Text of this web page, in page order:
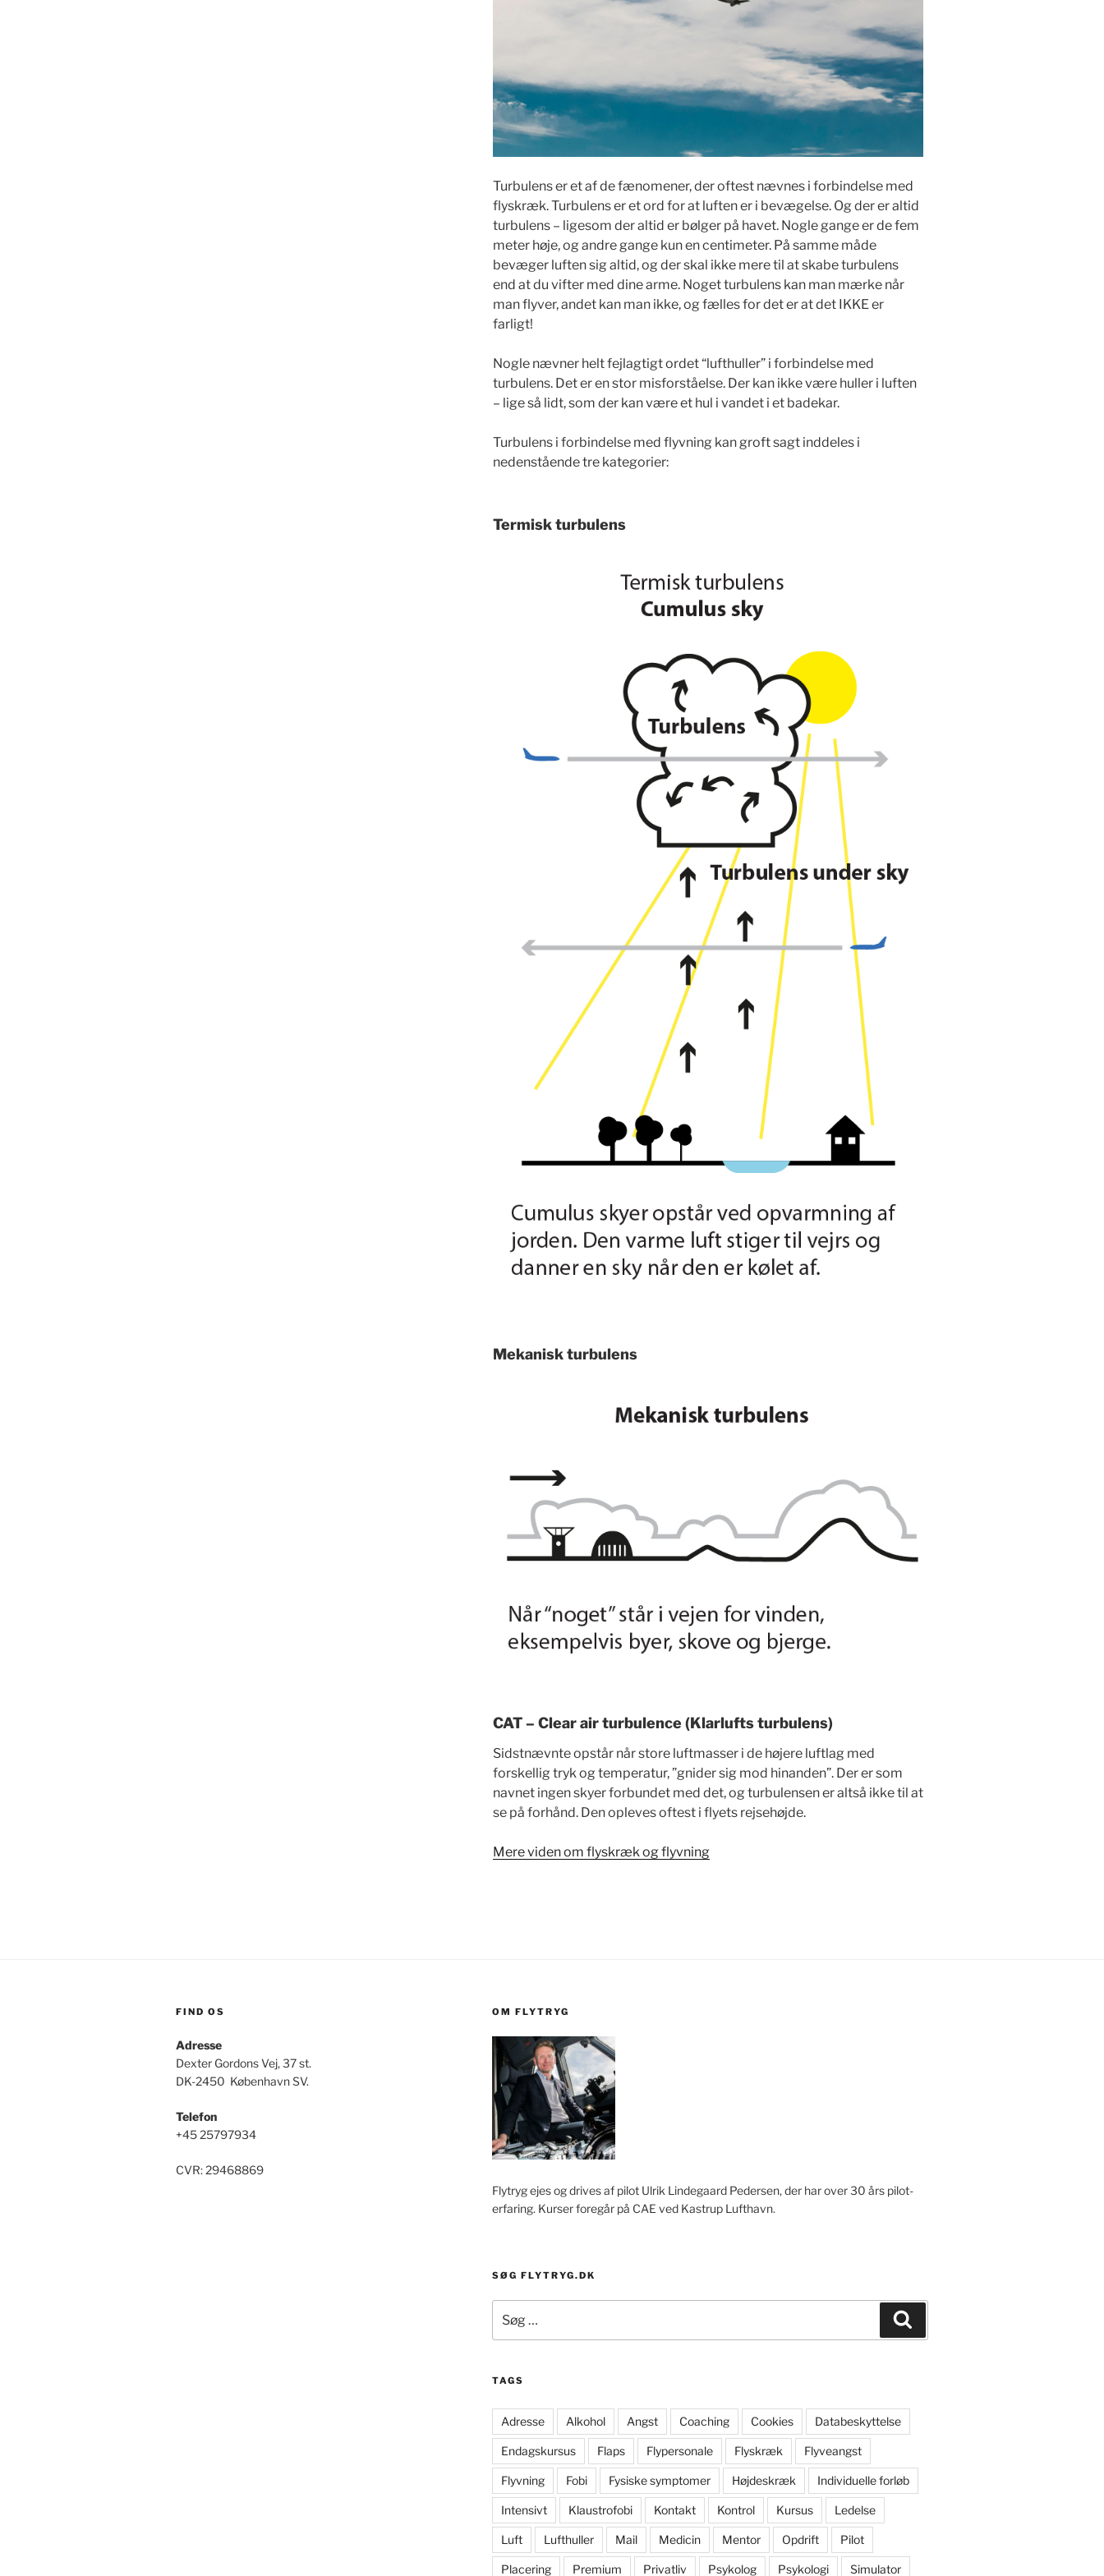
Turbulens er et af de fænomener, der oftest nævnes i forbindelse med
flyskræk. Turbulens er et ord for at luften er i bevægelse. Og der er altid
turbulens – ligesom der altid er bølger på havet. Nogle gange er de fem
meter høje, og andre gange kun en centimeter. På samme måde
bevæger luften sig altid, og der skal ikke mere til at skabe turbulens
end at du vifter med dine arme. Noget turbulens kan man mærke når
man flyver, andet kan man ikke, og fælles for det er at det IKKE er
farligt!
Nogle nævner helt fejlagtigt ordet “lufthuller” i forbindelse med
turbulens. Det er en stor misforståelse. Der kan ikke være huller i luften
– lige så lidt, som der kan være et hul i vandet i et badekar.
Turbulens i forbindelse med flyvning kan groft sagt inddeles i
nedenstående tre kategorier:
Termisk turbulens
Mekanisk turbulens
CAT – Clear air turbulence (Klarlufts turbulens)
Sidstnævnte opstår når store luftmasser i de højere luftlag med
forskellig tryk og temperatur, ”gnider sig mod hinanden”. Der er som
navnet ingen skyer forbundet med det, og turbulensen er altså ikke til at
se på forhånd. Den opleves oftest i flyets rejsehøjde.
Mere viden om flyskræk og flyvning
FIND OS
Adresse
Dexter Gordons Vej, 37 st.
DK-2450 København SV.
Telefon
+45 25797934
CVR: 29468869
OM FLYTRYG
Flytryg ejes og drives af pilot Ulrik Lindegaard Pedersen, der har over 30 års pilot-
erfaring. Kurser foregår på CAE ved Kastrup Lufthavn.
SØG FLYTRYG.DK
efter:
TAGS
Adresse Alkohol Angst Coaching Cookies Databeskyttelse
Endagskursus Flaps Flypersonale Flyskræk Flyveangst
Flyvning Fobi Fysiske symptomer Højdeskræk Individuelle forløb
Intensivt Klaustrofobi Kontakt Kontrol Kursus Ledelse
Luft Lufthuller Mail Medicin Mentor Opdrift Pilot
Placering Premium Privatliv Psykolog Psykologi Simulator